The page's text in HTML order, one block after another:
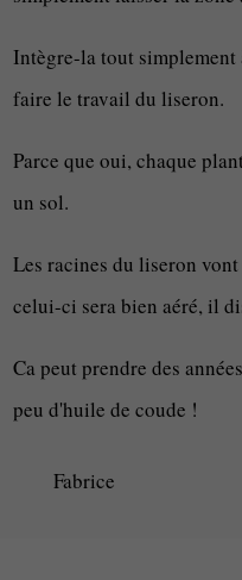
Intègre-la tout
faire le travail du liseron.
Parce que oui, chaque
un sol.
Les racines du liseron
celui-ci sera bien aéré, il
Ca peut prendre des
peu d'huile de coude !
Fabrice